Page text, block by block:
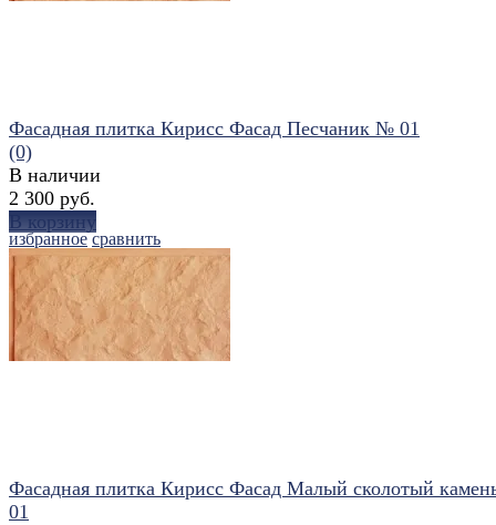
избранное сравнить
Фасадная плитка Кирисс Фасад Песчаник № 01
(0)
В наличии
2 300 руб.
В корзину
Фасадная плитка Кирисс Фасад Малый сколотый
01